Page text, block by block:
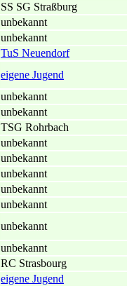
SS SG Straßburg
unbekannt
unbekannt
TuS Neuendorf
eigene Jugend
unbekannt
unbekannt
TSG Rohrbach
unbekannt
unbekannt
unbekannt
unbekannt
unbekannt
unbekannt
unbekannt
RC Strasbourg
eigene Jugend